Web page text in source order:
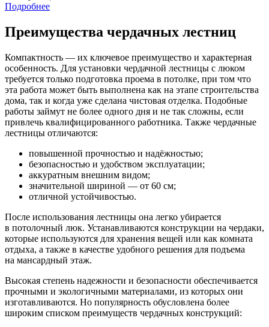
Подробнее
Преимущества чердачных лестниц
Компактность — их ключевое преимущество и характерная
особенность. Для установки чердачной лестницы с люком
требуется только подготовка проема в потолке, при том что
эта работа может быть выполнена как на этапе строительства
дома, так и когда уже сделана чистовая отделка. Подобные
работы займут не более одного дня и не так сложны, если
привлечь квалифицированного работника. Также чердачные
лестницы отличаются:
повышенной прочностью и надёжностью;
безопасностью и удобством эксплуатации;
аккуратным внешним видом;
значительной шириной — от 60 см;
отличной устойчивостью.
После использования лестницы она легко убирается
в потолочный люк. Устанавливаются конструкции на чердаки,
которые используются для хранения вещей или как комната
отдыха, а также в качестве удобного решения для подъема
на мансардный этаж.
Высокая степень надежности и безопасности обеспечивается
прочными и экологичными материалами, из которых они
изготавливаются. Но популярность обусловлена более
широким списком преимуществ чердачных конструкций: